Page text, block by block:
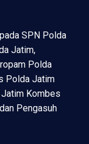
SPN Polda
Jatim,
Polda
Polda Jatim
Kombes
Pengasuh